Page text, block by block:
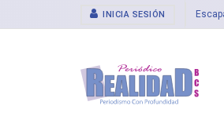
INICIA SESIÓN